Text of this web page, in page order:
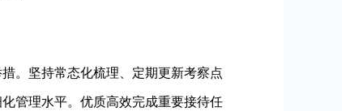
。坚持常态化梳理、定期更新考察点
管理水平。优质高效完成重要接待任